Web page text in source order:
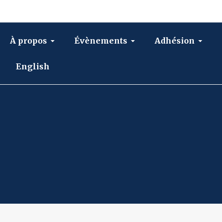
À propos Évènements Adhésion
English